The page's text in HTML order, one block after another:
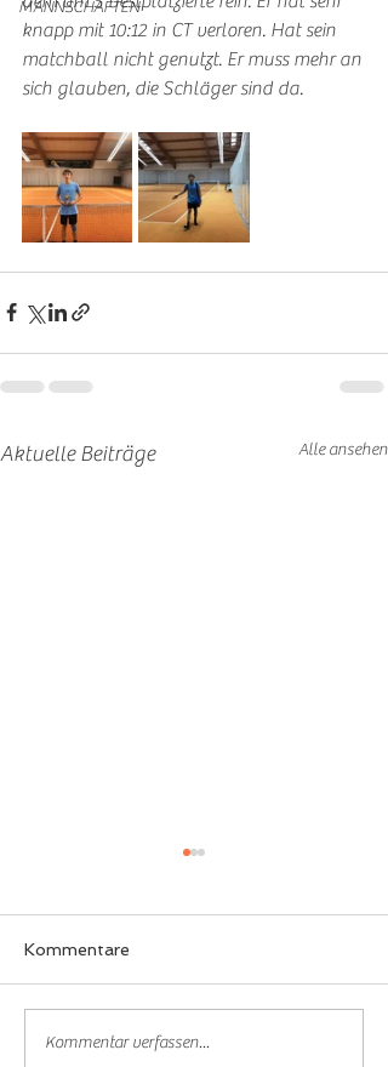
MANNSCHAFTEN
knapp mit 10:12 in CT verloren. Hat sein
matchball nicht genutzt. Er muss mehr an
sich glauben, die Schläger sind da.
Aktuelle Beiträge Alle ansehen
Kommentare
Kommentar verfassen...